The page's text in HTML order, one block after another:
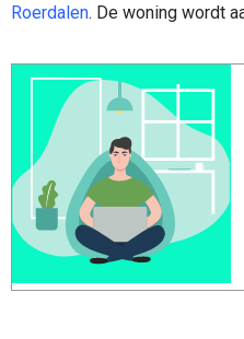
Roerdalen. De woning wordt